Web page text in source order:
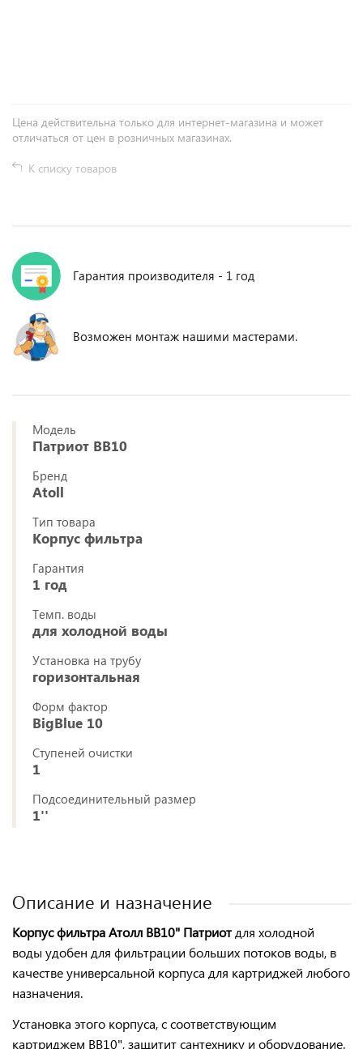
Цена действительна только для интернет-магазина и может
отличаться от цен в розничных магазинах.
К списку товаров
Гарантия производителя - 1 год
Возможен монтаж нашими мастерами.
Модель
Патриот BB10
Бренд
Atoll
Тип товара
Корпус фильтра
Гарантия
1 год
Темп. воды
для холодной воды
Установка на трубу
горизонтальная
Форм фактор
BigBlue 10
Ступеней очистки
1
Подсоединительный размер
1''
Описание и назначение
Корпус фильтра Атолл BB10" Патриот для холодной
воды удобен для фильтрации больших потоков воды, в
качестве универсальной корпуса для картриджей любого
назначения.
Установка этого корпуса, с соответствующим
картриджем BB10",защитит сантехнику и оборудование.